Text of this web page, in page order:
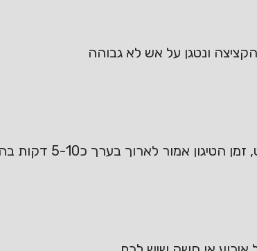
ונטגן על אש לא גבוהה
בערך כ5-10 דקות בהתאם לגודל הצאדי